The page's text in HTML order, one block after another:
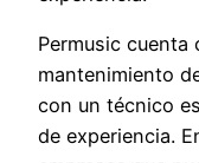
Permusic
mantenimiento
con un técnico
de experiencia.